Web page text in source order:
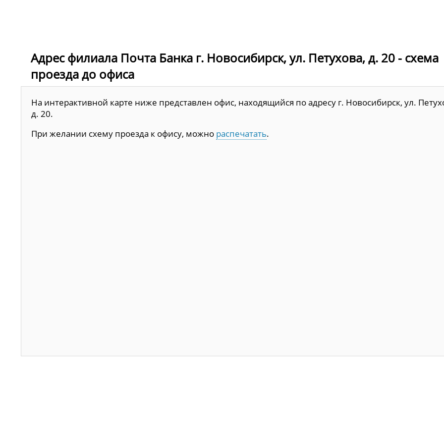
Адрес филиала Почта Банка г. Новосибирск, ул. Петухова, д. 20 - схема
проезда до офиса
На интерактивной карте ниже представлен офис, находящийся по адресу г. Новосибирск, ул.
д. 20.
При желании схему проезда к офису, можно распечатать.